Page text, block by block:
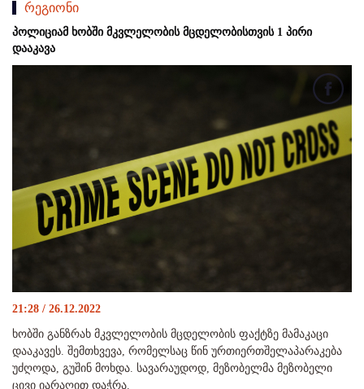
რეგიონი
პოლიციამ ხობში მკვლელობის მცდელობისთვის 1 პირი
დააკავა
21:28 / 26.12.2022
ხობში განზრახ მკვლელობის მცდელობის ფაქტზე მამაკაცი
დააკავეს. შემთხვევა, რომელსაც წინ ურთიერთშელაპარაკება
უძღოდა, გუშინ მოხდა. სავარაუდოდ, მეზობელმა მეზობელი
ცივი იარაღით დაჭრა.